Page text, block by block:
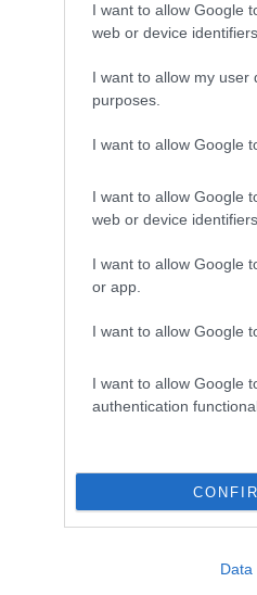
I want to allow Google
web or device
I want to allow my user
purposes.
I want to allow Google
I want to allow Google
web or device
I want to allow Google
or app.
I want to allow Google
I want to allow Google
authentication
Data
richiedere
o prenotare